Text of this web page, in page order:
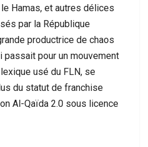
Hamas, et autres délices
par la République
productrice de chaos
passait pour un mouvement
usé du FLN, se
du statut de franchise
Al-Qaïda 2.0 sous licence